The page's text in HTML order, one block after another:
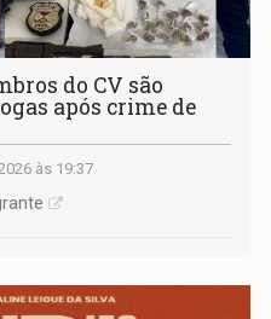
do CV são
após crime de
às 19:37